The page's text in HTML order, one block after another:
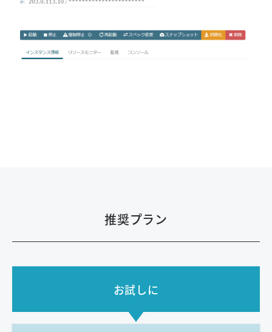
推奨プラン
お試しに